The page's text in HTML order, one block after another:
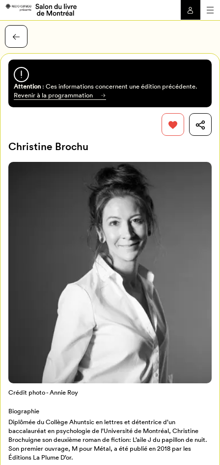
Programmation
Billetterie
Retour à l’accueil
Attention: Ces informations concernent une édition précédente.
Revenir à la programmation
Christine Brochu
Crédit photo - Annie Roy
Biographie
Diplômée du Collège Ahuntsic en lettres et détentrice d’un
baccalauréat en psychologie de l’Université de Montréal, Christine
Brochuigne son deuxième roman de fiction: L’aile J du papillon de nuit.
Son premier ouvrage, M pour Métal, a été publié en 2018 par les
Éditions La Plume D’or.
Pour enregistrer vos favoris,
connectez-vous ou créez votre profil
Mon Salon
Créer un profil
Annuler